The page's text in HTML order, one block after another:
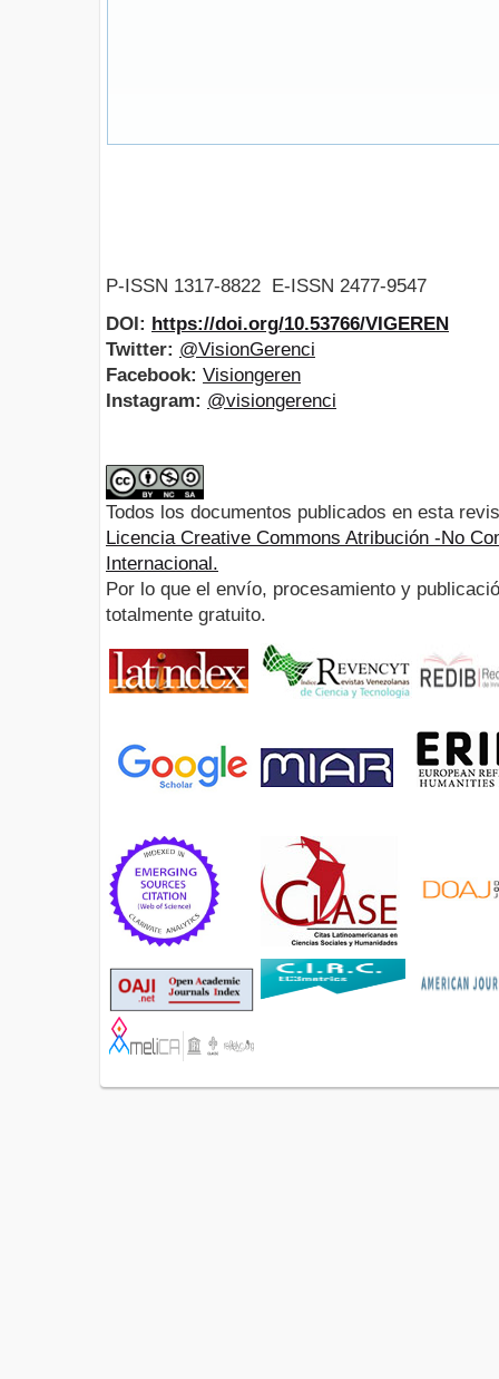
P-ISSN 1317-8822 E-ISSN 2477-9547
DOI: https://doi.org/10.53766/VIGEREN
Twitter: @VisionGerenci
Facebook: Visiongeren
Instagram: @visiongerenci
Todos los documentos publicados en esta
Licencia Creative Commons Atribución -No
Internacional.
Por lo que el envío, procesamiento y
totalmente gratuito.